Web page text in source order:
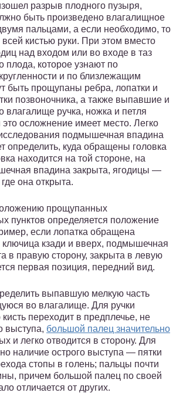
разрыв плодного пузыря,
быть произведено влагалищное
пальцами, а если необходимо, то
кистью руки. При этом вместо
над входом или во входе в таз
плода, которое узнают по
и по близлежащим
быть прощупаны ребра, лопатки и
позвоночника, а также выпавшие и
влагалище ручка, ножка и петля
осложнение имеет место. Легко
подмышечная впадина
определить, куда обращены головка
находится на той стороне, на
впадина закрыта, ягодицы —
она открыта.
прощупанных
пунктов определяется положение
если лопатка обращена
ключица кзади и вверх, подмышечная
в правую сторону, закрыта в левую
первая позиция, передний вид.
выпавшую мелкую часть
во влагалище. Для ручки
кисть переходит в предплечье, не
выступа, большой палец значительно
и легко отводится в сторону. Для
наличие острого выступа — пятки
стопы в голень; пальцы почти
причем большой палец по своей
отличается от других.